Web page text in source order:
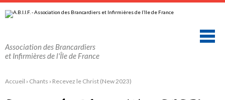
au
contenu.
navigation
personnels
Association des Brancardiers
et Infirmières de l'Île de France
Accueil › Chants › Recevez le Christ (New 2023)